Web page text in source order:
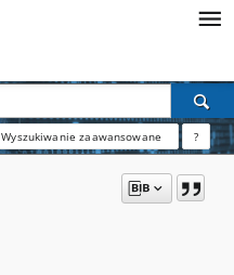
Wyszukiwanie zaawansowane ?